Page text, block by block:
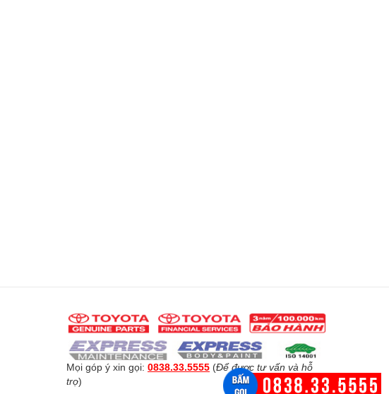
Mọi góp ý xin gọi: 0838.33.5555 (Để được tư vấn và hỗ
trợ)